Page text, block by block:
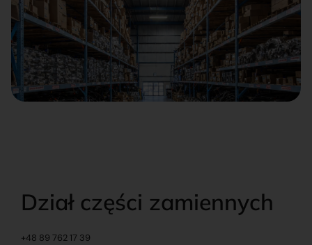
Dział części zamiennych
+48 89 762 17 39